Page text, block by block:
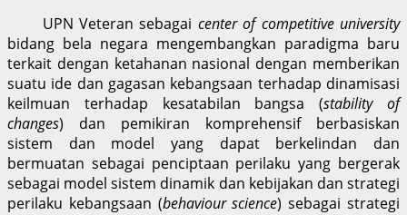
UPN Veteran sebagai center of competitive university
bidang bela negara mengembangkan paradigma baru
terkait dengan ketahanan nasional dengan memberikan
suatu ide dan gagasan kebangsaan terhadap dinamisasi
keilmuan terhadap kesatabilan bangsa (stability of
changes) dan pemikiran komprehensif berbasiskan
sistem dan model yang dapat berkelindan dan
bermuatan sebagai penciptaan perilaku yang bergerak
sebagai model sistem dinamik dan kebijakan dan strategi
perilaku kebangsaan (behaviour science) sebagai strategi